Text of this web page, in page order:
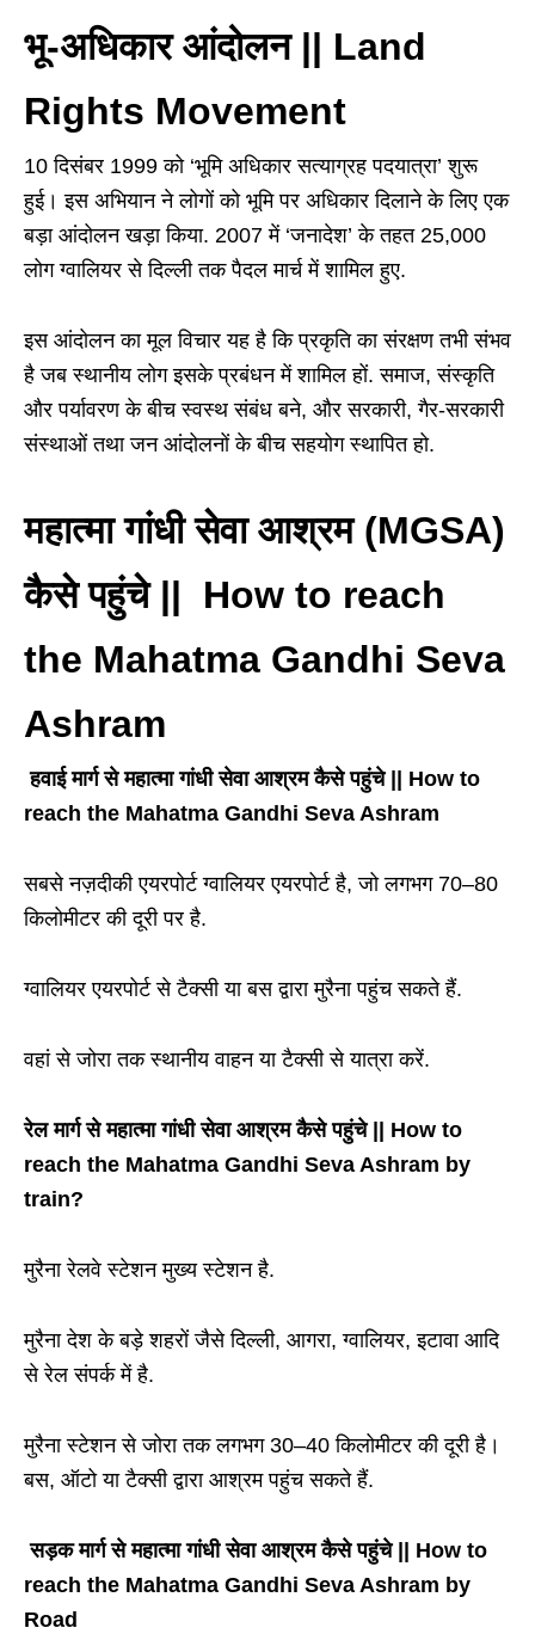
भू-अधिकार आंदोलन || Land
Rights Movement
10 दिसंबर 1999 को ‘भूमि अधिकार सत्याग्रह पदयात्रा’ शुरू
हुई। इस अभियान ने लोगों को भूमि पर अधिकार दिलाने के लिए एक
बड़ा आंदोलन खड़ा किया. 2007 में ‘जनादेश’ के तहत 25,000
लोग ग्वालियर से दिल्ली तक पैदल मार्च में शामिल हुए.
इस आंदोलन का मूल विचार यह है कि प्रकृति का संरक्षण तभी संभव
है जब स्थानीय लोग इसके प्रबंधन में शामिल हों. समाज, संस्कृति
और पर्यावरण के बीच स्वस्थ संबंध बने, और सरकारी, गैर-सरकारी
संस्थाओं तथा जन आंदोलनों के बीच सहयोग स्थापित हो.
महात्मा गांधी सेवा आश्रम (MGSA)
कैसे पहुंचे || How to reach
the Mahatma Gandhi Seva
Ashram
हवाई मार्ग से महात्मा गांधी सेवा आश्रम कैसे पहुंचे || How to
reach the Mahatma Gandhi Seva Ashram
सबसे नज़दीकी एयरपोर्ट ग्वालियर एयरपोर्ट है, जो लगभग 70–80
किलोमीटर की दूरी पर है.
ग्वालियर एयरपोर्ट से टैक्सी या बस द्वारा मुरैना पहुंच सकते हैं.
वहां से जोरा तक स्थानीय वाहन या टैक्सी से यात्रा करें.
रेल मार्ग से महात्मा गांधी सेवा आश्रम कैसे पहुंचे || How to
reach the Mahatma Gandhi Seva Ashram by
train?
मुरैना रेलवे स्टेशन मुख्य स्टेशन है.
मुरैना देश के बड़े शहरों जैसे दिल्ली, आगरा, ग्वालियर, इटावा आदि
से रेल संपर्क में है.
मुरैना स्टेशन से जोरा तक लगभग 30–40 किलोमीटर की दूरी है।
बस, ऑटो या टैक्सी द्वारा आश्रम पहुंच सकते हैं.
सड़क मार्ग से महात्मा गांधी सेवा आश्रम कैसे पहुंचे || How to
reach the Mahatma Gandhi Seva Ashram by
Road